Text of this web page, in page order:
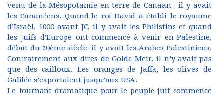
venu de la Mésopotamie en terre de Canaan ; il y avait
les Cananéens. Quand le roi David a établi le royaume
d’Israël, 1000 avant JC, il y avait les Philistins et quand
les Juifs d’Europe ont commencé à venir en Palestine,
début du 20ème siècle, il y avait les Arabes Palestiniens.
Contrairement aux dires de Golda Meir, il n’y avait pas
que des cailloux. Les oranges de Jaffa, les olives de
Galilée s’exportaient jusqu’aux USA.
Le tournant dramatique pour le peuple juif commence